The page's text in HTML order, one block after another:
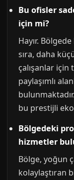
Bu ofisler
için mi?
Hayır.
sıra, daha
çalışanlar için
paylaşımlı
bu prestijli
Bölgedeki
hizmetler
Bölge, yoğun
kolaylaştıran